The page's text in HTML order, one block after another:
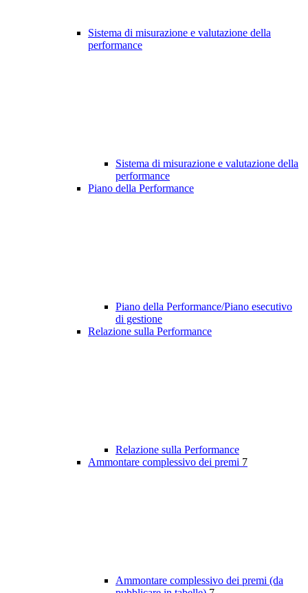
Sistema di misurazione e valutazione della
performance
Sistema di misurazione e valutazione della
performance
Piano della Performance
Piano della Performance/Piano esecutivo
di gestione
Relazione sulla Performance
Relazione sulla Performance
Ammontare complessivo dei premi 7
Ammontare complessivo dei premi (da